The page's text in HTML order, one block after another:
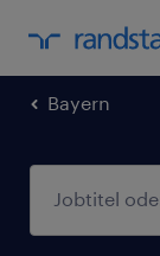
Bayern